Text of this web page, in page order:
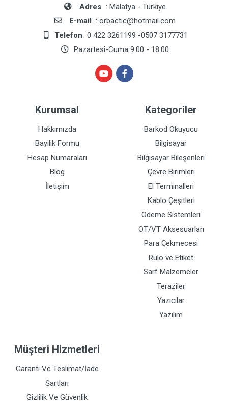
Adres : Malatya - Türkiye
E-mail : orbactic@hotmail.com
Telefon: 0 422 3261199 -0507 3177731
Pazartesi-Cuma 9:00 - 18:00
Kurumsal
Hakkımızda
Bayilik Formu
Hesap Numaraları
Blog
İletişim
Kategoriler
Barkod Okuyucu
Bilgisayar
Bilgisayar Bileşenleri
Çevre Birimleri
El Terminalleri
Kablo Çeşitleri
Ödeme Sistemleri
OT/VT Aksesuarları
Para Çekmecesi
Rulo ve Etiket
Sarf Malzemeler
Teraziler
Yazıcılar
Yazılım
Müşteri Hizmetleri
Garanti Ve Teslimat/İade
Şartları
Gizlilik Ve Güvenlik